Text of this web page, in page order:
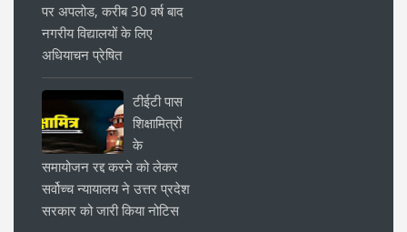
पर अपलोड, करीब 30 वर्ष बाद
नगरीय विद्यालयों के लिए
अधियाचन प्रेषित
टीईटी पास
शिक्षामित्रों
के
समायोजन रद्द करने को लेकर
सर्वोच्च न्यायालय ने उत्तर प्रदेश
सरकार को जारी किया नोटिस